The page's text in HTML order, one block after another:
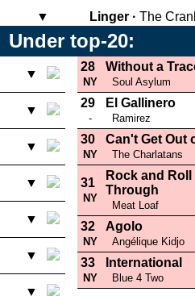
▼ Linger · The
Under top-20:
▼
▼
▼
▼
▼
▼
▼
28
NY
Without a
Soul Asylum
29
-
El Gallinero
Ramirez
30
NY
Can't Get Out
The Charlatans
31
NY
Rock and
Through
Meat Loaf
32
NY
Agolo
Angélique Kidjo
33
NY
International
Blue 4 Two